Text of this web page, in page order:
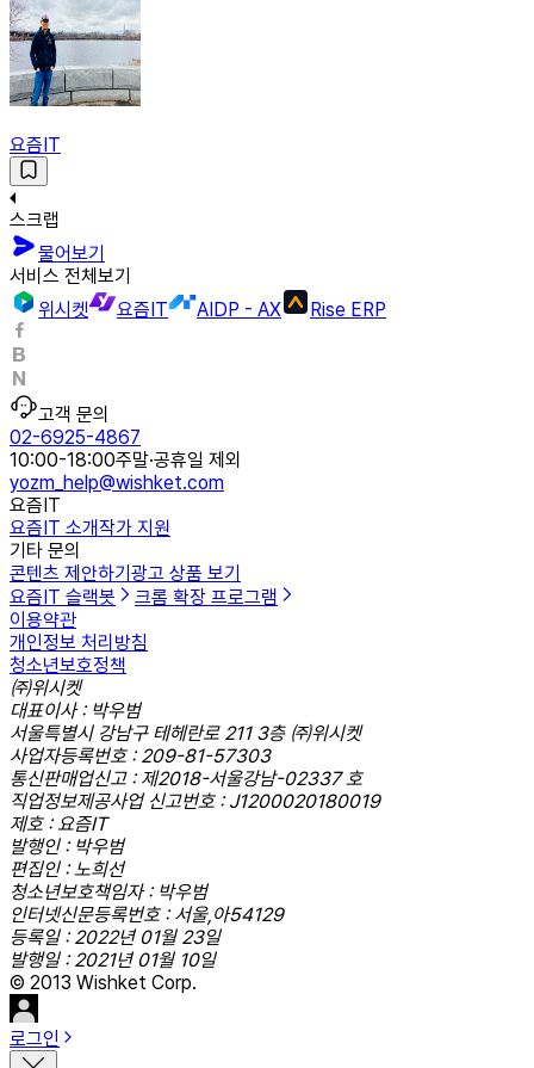
요즘IT
스크랩
물어보기
서비스 전체보기
위시켓
요즘IT AIDP - AX Rise ERP
고객 문의
02-6925-4867
10:00-18:00주말·공휴일 제외
yozm_help@wishket.com
요즘IT
요즘IT 소개작가 지원
기타 문의
콘텐츠 제안하기 광고 상품 보기
요즘IT 슬랙봇
크롬 확장 프로그램
이용약관
개인정보 처리방침
청소년보호정책
㈜위시켓
대표이사 : 박우범
서울특별시 강남구 테헤란로 211 3층 ㈜위시켓
사업자등록번호 : 209-81-57303
통신판매업신고 : 제2018-서울강남-02337 호
직업정보제공사업 신고번호 : J1200020180019
제호 : 요즘IT
발행인 : 박우범
편집인 : 노희선
청소년보호책임자 : 박우범
인터넷신문등록번호 : 서울,아54129
등록일 : 2022년 01월 23일
발행일 : 2021년 01월 10일
© 2013 Wishket Corp.
로그인